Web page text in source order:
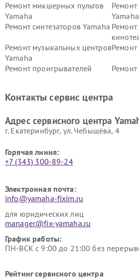
Ремонт микшерных пультов
Yamaha
Yamaha
Ремонт синтезаторов Yamaha
Ремонт музыкальных центров
Yamaha
Ремонт
Ремонт проигрывателей
Ремонт
Yamaha
Yamaha
Контакты сервис центра
Адрес сервисного центра
г. Екатеринбург, ул. Чебышёва, 4
Горячая линия:
+7 (343) 300-89-24
Электронная почта:
info@yamaha-fixim.ru
для юридических лиц
manager@fix-yamaha.ru
График работы:
ПН-ВСК с 9:00 до 21:00 без
Рейтинг сервисного центра